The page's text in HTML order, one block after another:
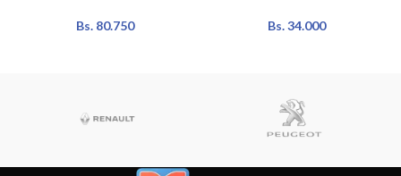
Bs.80.750 Bs.34.000